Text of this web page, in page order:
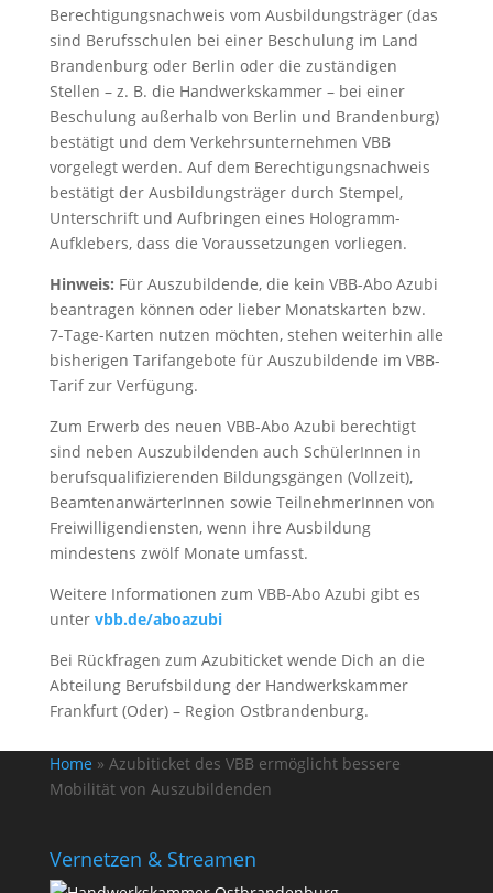
Berechtigungsnachweis vom Ausbildungsträger (das
sind Berufsschulen bei einer Beschulung im Land
Brandenburg oder Berlin oder die zuständigen
Stellen – z. B. die Handwerkskammer – bei einer
Beschulung außerhalb von Berlin und Brandenburg)
bestätigt und dem Verkehrsunternehmen VBB
vorgelegt werden. Auf dem Berechtigungsnachweis
bestätigt der Ausbildungsträger durch Stempel,
Unterschrift und Aufbringen eines Hologramm-
Aufklebers, dass die Voraussetzungen vorliegen.
Hinweis: Für Auszubildende, die kein VBB-Abo Azubi
beantragen können oder lieber Monatskarten bzw.
7-Tage-Karten nutzen möchten, stehen weiterhin alle
bisherigen Tarifangebote für Auszubildende im VBB-
Tarif zur Verfügung.
Zum Erwerb des neuen VBB-Abo Azubi berechtigt
sind neben Auszubildenden auch SchülerInnen in
berufsqualifizierenden Bildungsgängen (Vollzeit),
BeamtenanwärterInnen sowie TeilnehmerInnen von
Freiwilligendiensten, wenn ihre Ausbildung
mindestens zwölf Monate umfasst.
Weitere Informationen zum VBB-Abo Azubi gibt es
unter vbb.de/aboazubi
Bei Rückfragen zum Azubiticket wende Dich an die
Abteilung Berufsbildung der Handwerkskammer
Frankfurt (Oder) – Region Ostbrandenburg.
Home » Azubiticket des VBB ermöglicht bessere
Mobilität von Auszubildenden
Vernetzen & Streamen